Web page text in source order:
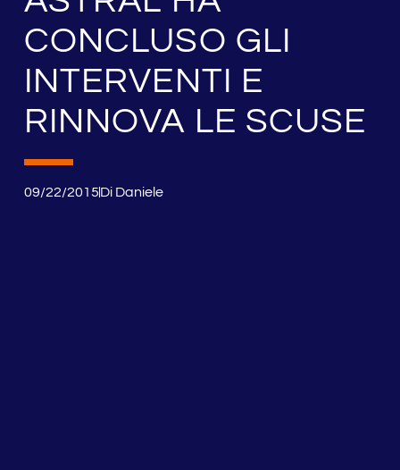
CONCLUSO GLI
INTERVENTI E
RINNOVA LE SCUSE
09/22/2015DiDaniele